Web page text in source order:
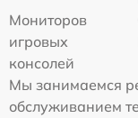
Мониторов
игровых
консолей
Мы занимаемся
обслуживанием